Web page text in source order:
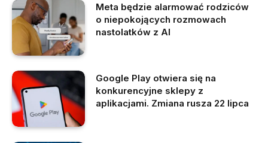
Meta będzie alarmować rodziców
o niepokojących rozmowach
nastolatków z AI
Google Play otwiera się na
konkurencyjne sklepy z
aplikacjami. Zmiana rusza 22 lipca